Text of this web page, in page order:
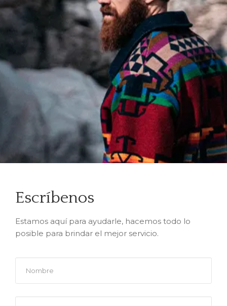
Escríbenos
Estamos aquí para ayudarle, hacemos todo lo
posible para brindar el mejor servicio.